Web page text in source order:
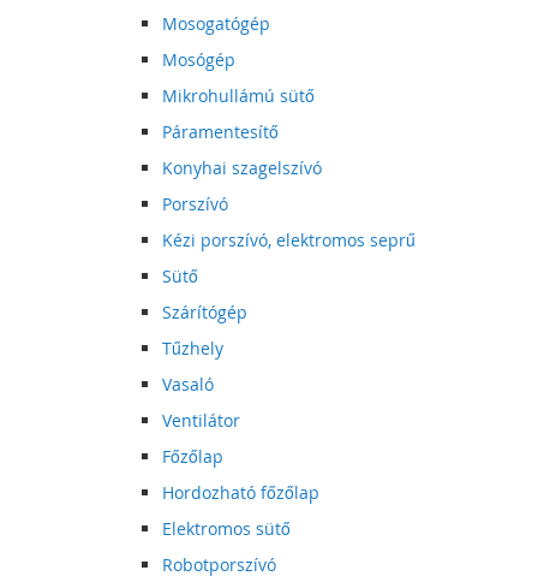
Mosogatógép
Mosógép
Mikrohullámú sütő
Páramentesítő
Konyhai szagelszívó
Porszívó
Kézi porszívó, elektromos seprű
Sütő
Szárítógép
Tűzhely
Vasaló
Ventilátor
Főzőlap
Hordozható főzőlap
Elektromos sütő
Robotporszívó